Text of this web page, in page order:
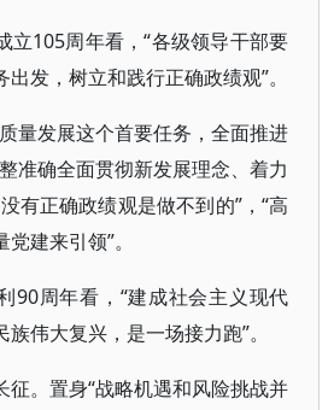
立105周年看，“各级领导干部要
发，树立和践行正确政绩观”。
量发展这个首要任务，全面推进
准确全面贯彻新发展理念、着力
有正确政绩观是做不到的”，“高
建来引领”。
90周年看，“建成社会主义现代
伟大复兴，是一场接力跑”。
征。置身“战略机遇和风险挑战并